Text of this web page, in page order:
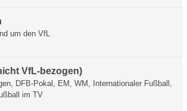
um den VfL
VfL-bezogen)
DFB-Pokal, EM, WM, Internationaler Fußball,
im TV